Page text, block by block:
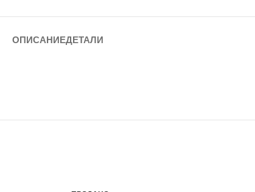
ОПИСАНИЕДЕТАЛИ